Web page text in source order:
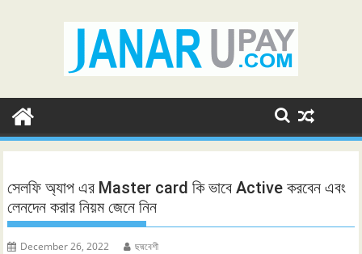
সেলফি অ্যাপ এর Master card কি ভাবে Active করবেন এবং
লেনদেন করার নিয়ম জেনে নিন
December 26, 2022 ছদ্মবেশী